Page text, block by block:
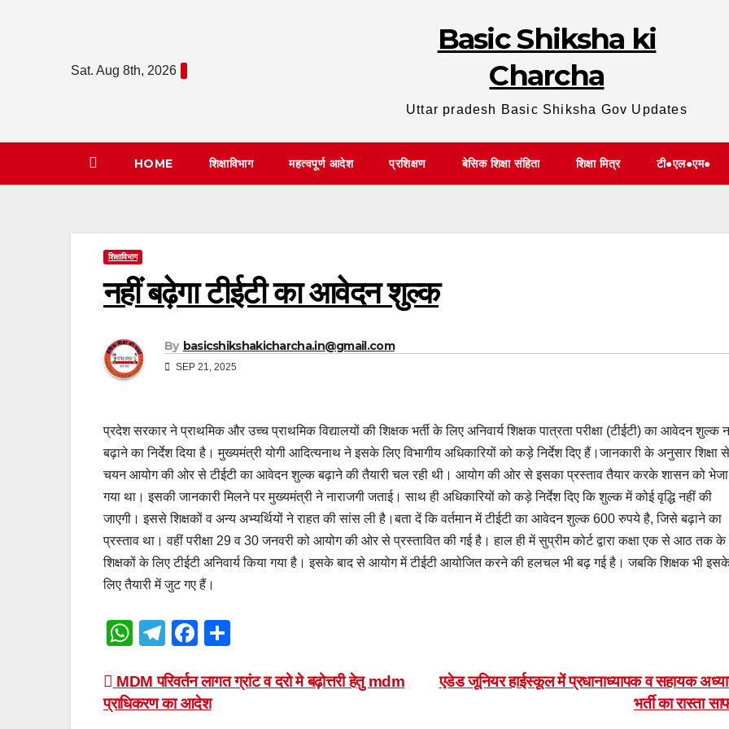
Sat. Aug 8th, 2026
Basic Shiksha ki
Charcha
Uttar pradesh Basic Shiksha Gov Updates
HOME शिक्षाविभाग महत्वपूर्ण आदेश प्रशिक्षण बेसिक शिक्षा संहिता शिक्षा मित्र टी●एल●एम●
शिक्षाविभाग
नहीं बढ़ेगा टीईटी का आवेदन शुल्क
By basicshikshakicharcha.in@gmail.com
SEP 21, 2025
प्रदेश सरकार ने प्राथमिक और उच्च प्राथमिक विद्यालयों की शिक्षक भर्ती के लिए अनिवार्य शिक्षक पात्रता परीक्षा (टीईटी) का आवेदन शुल्क
बढ़ाने का निर्देश दिया है। मुख्यमंत्री योगी आदित्यनाथ ने इसके लिए विभागीय अधिकारियों को कड़े निर्देश दिए हैं।जानकारी के अनुसार शिक्षा
चयन आयोग की ओर से टीईटी का आवेदन शुल्क बढ़ाने की तैयारी चल रही थी। आयोग की ओर से इसका प्रस्ताव तैयार करके शासन को भेजा
गया था। इसकी जानकारी मिलने पर मुख्यमंत्री ने नाराजगी जताई। साथ ही अधिकारियों को कड़े निर्देश दिए कि शुल्क में कोई वृद्धि नहीं की
जाएगी। इससे शिक्षकों व अन्य अभ्यर्थियों ने राहत की सांस ली है।बता दें कि वर्तमान में टीईटी का आवेदन शुल्क 600 रुपये है, जिसे बढ़ाने का
प्रस्ताव था। वहीं परीक्षा 29 व 30 जनवरी को आयोग की ओर से प्रस्तावित की गई है। हाल ही में सुप्रीम कोर्ट द्वारा कक्षा एक से आठ तक के
शिक्षकों के लिए टीईटी अनिवार्य किया गया है। इसके बाद से आयोग में टीईटी आयोजित करने की हलचल भी बढ़ गई है। जबकि शिक्षक भी
लिए तैयारी में जुट गए हैं।
W
at
s
T
e
gr
F
c
e
ar
Post
navigation
एडेड जूनियर हाईस्कूल में प्रधानाध्यापक व सहायक
भर्ती का रास्ता
MDM परिवर्तन लागत ग्रांट व दरो मे बढ़ोत्तरी हेतु mdm
प्राधिकरण का आदेश